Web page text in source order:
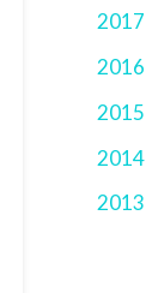
2017
2016
2015
2014
2013